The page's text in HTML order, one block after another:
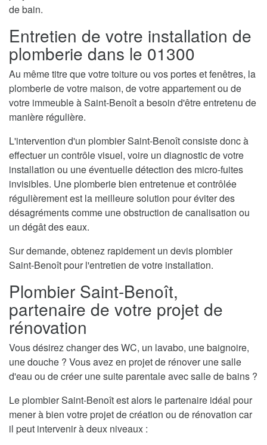
de bain.
Entretien de votre installation de
plomberie dans le 01300
Au même titre que votre toiture ou vos portes et fenêtres, la
plomberie de votre maison, de votre appartement ou de
votre immeuble à Saint-Benoît a besoin d'être entretenu de
manière régulière.
L'intervention d'un plombier Saint-Benoît consiste donc à
effectuer un contrôle visuel, voire un diagnostic de votre
installation ou une éventuelle détection des micro-fuites
invisibles. Une plomberie bien entretenue et contrôlée
régulièrement est la meilleure solution pour éviter des
désagréments comme une obstruction de canalisation ou
un dégât des eaux.
Sur demande, obtenez rapidement un devis plombier
Saint-Benoît pour l'entretien de votre installation.
Plombier Saint-Benoît,
partenaire de votre projet de
rénovation
Vous désirez changer des WC, un lavabo, une baignoire,
une douche ? Vous avez en projet de rénover une salle
d'eau ou de créer une suite parentale avec salle de bains ?
Le plombier Saint-Benoît est alors le partenaire idéal pour
mener à bien votre projet de création ou de rénovation car
il peut intervenir à deux niveaux :